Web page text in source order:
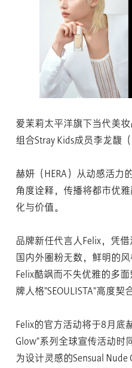
爱茉莉太平洋旗下当代美
组合Stray Kids成员李龙馥
赫妍（HERA）从动感活力
角度诠释，传播将都市优
化与价值。
品牌新任代言人Felix，凭
国内外圈粉无数，鲜明的
Felix酷飒而不失优雅的多
牌人格"SEOULISTA"高度契
Felix的官方活动将于8月底
Glow"系列全球宣传活动时
为设计灵感的Sensual Nude